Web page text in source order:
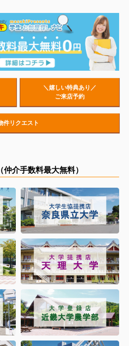
＼嬉しい特典あり／
ご来店予約
件リクエスト
介手数料最大無料）